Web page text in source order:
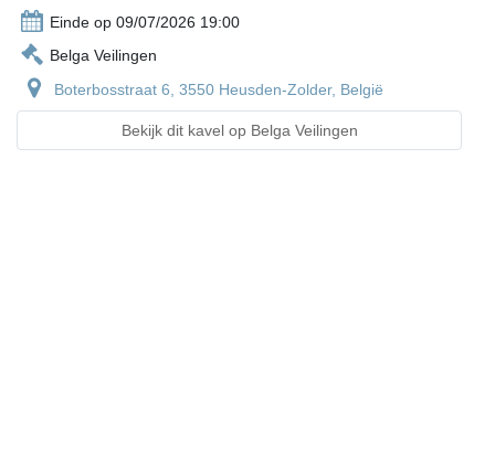
Einde op 09/07/2026 19:00
Belga Veilingen
Boterbosstraat 6, 3550 Heusden-Zolder, België
Bekijk dit kavel op Belga Veilingen